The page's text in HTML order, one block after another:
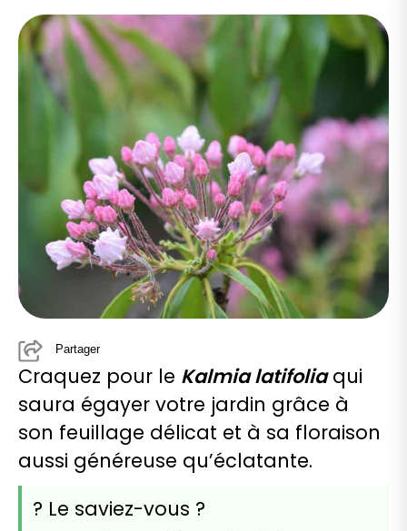
Partager
Craquez pour le Kalmia latifoliaqui
saura égayer votre jardin grâce à
son feuillage délicat et à sa floraison
aussi généreuse qu’éclatante.
? Le saviez-vous ?